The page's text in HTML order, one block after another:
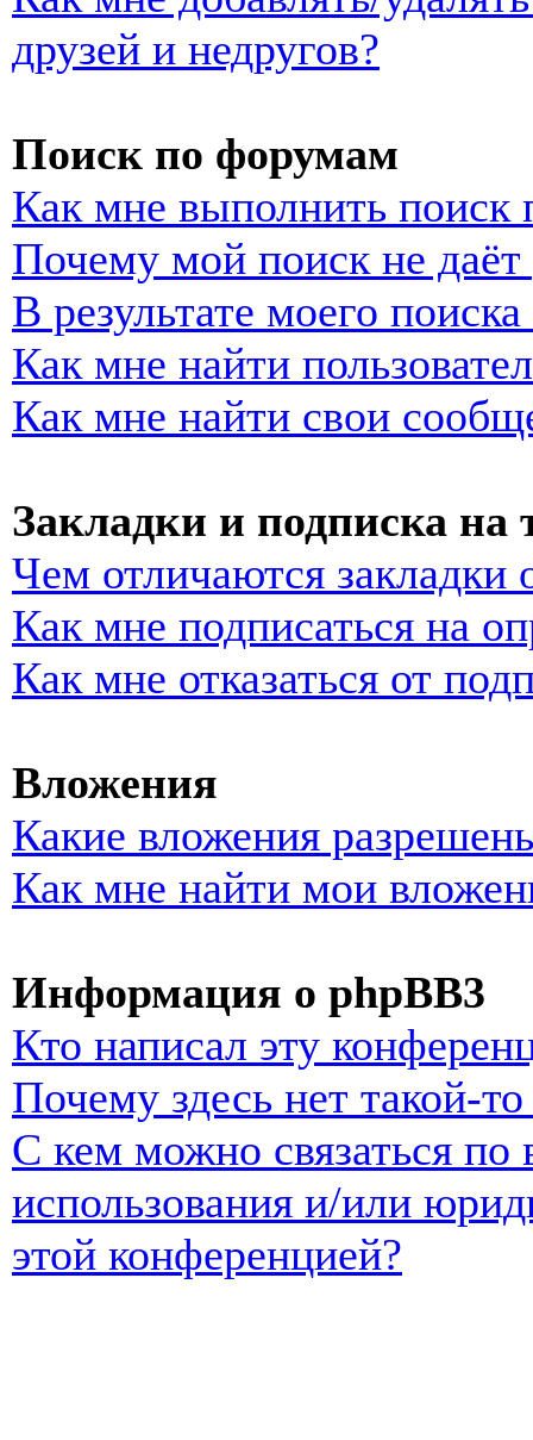
друзей и недругов?
Поиск по форумам
Как мне выполнить
Почему мой поиск не даёт
В результате моего
Как мне найти
Как мне найти свои
Закладки и подписка на
Чем отличаются закладки
Как мне подписаться на
Как мне отказаться от
Вложения
Какие вложения
Как мне найти мои
Информация о phpBB3
Кто написал эту
Почему здесь нет такой-
С кем можно связаться по
использования и/или
этой конференцией?